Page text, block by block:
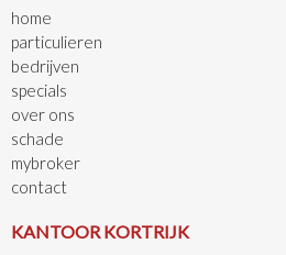
home
particulieren
bedrijven
specials
over ons
schade
mybroker
contact
KANTOOR KORTRIJK